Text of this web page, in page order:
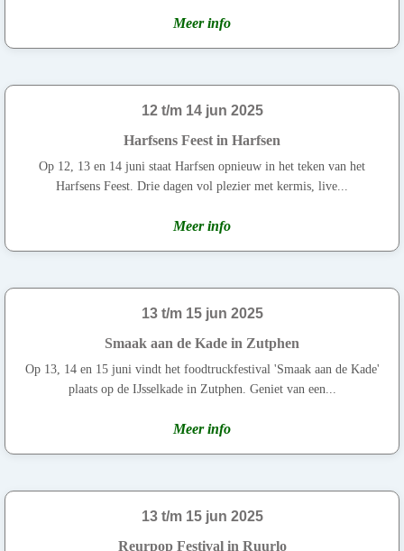
Meer info
12 t/m 14 jun 2025
Harfsens Feest in Harfsen
Op 12, 13 en 14 juni staat Harfsen opnieuw in het teken van het
Harfsens Feest. Drie dagen vol plezier met kermis, live...
Meer info
13 t/m 15 jun 2025
Smaak aan de Kade in Zutphen
Op 13, 14 en 15 juni vindt het foodtruckfestival 'Smaak aan de Kade'
plaats op de IJsselkade in Zutphen. Geniet van een...
Meer info
13 t/m 15 jun 2025
Reurpop Festival in Ruurlo